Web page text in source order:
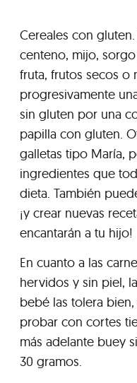
Cereales con
centeno, mijo,
fruta, frutos secos o
progresivamente
sin gluten por una
papilla con gluten.
galletas tipo María,
ingredientes que
dieta. También
¡y crear nuevas
encantarán a tu hijo!
En cuanto a las
hervidos y sin piel,
bebé las tolera
probar con cortes
más adelante buey
30 gramos.